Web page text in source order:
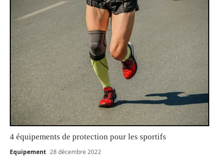
4 équipements de protection pour les sportifs
Equipement 28 décembre 2022